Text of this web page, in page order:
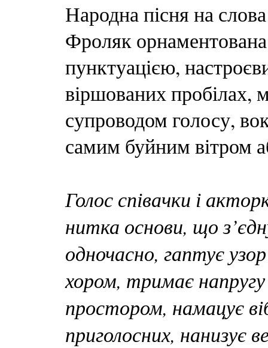
Народна пісня на
Фроляк
пунктуацією,
віршованих пробілах,
супроводом голосу,
самим буйним вітром
Голос співачки і
нитка основи, що
одночасно, гаптує
хором, тримає
простором, намацує
приголосних, нанизує